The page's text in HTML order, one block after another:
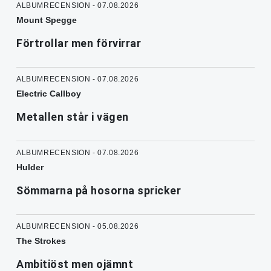
ALBUMRECENSION - 07.08.2026
Mount Spegge
Förtrollar men förvirrar
ALBUMRECENSION - 07.08.2026
Electric Callboy
Metallen står i vägen
ALBUMRECENSION - 07.08.2026
Hulder
Sömmarna på hosorna spricker
ALBUMRECENSION - 05.08.2026
The Strokes
Ambitiöst men ojämnt